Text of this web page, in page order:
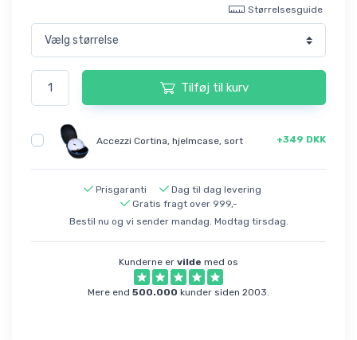
Størrelsesguide
Tilføj til kurv
Accezzi Cortina, hjelmcase, sort +349 DKK
Prisgaranti
Dag til dag levering
Gratis fragt over 999,-
Bestil nu og vi sender mandag. Modtag tirsdag.
Kunderne er vilde med os
Mere end 500.000 kunder siden 2003.